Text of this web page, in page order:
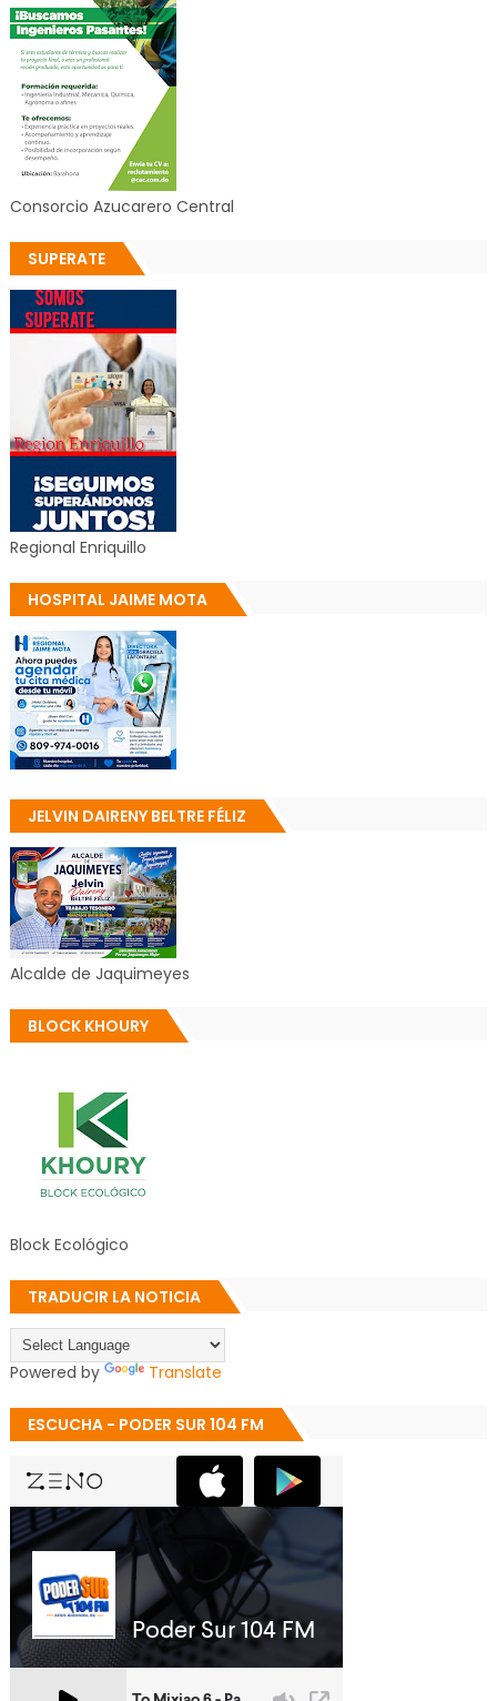
Consorcio Azucarero Central
SUPERATE
Regional Enriquillo
HOSPITAL JAIME MOTA
JELVIN DAIRENY BELTRE FÉLIZ
Alcalde de Jaquimeyes
BLOCK KHOURY
Block Ecológico
TRADUCIR LA NOTICIA
Powered by Translate
ESCUCHA - PODER SUR 104 FM